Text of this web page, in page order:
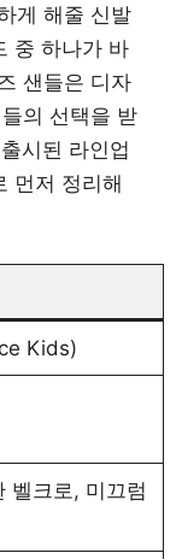
게 해줄 신발
중 하나가 바
샌들은 디자
의 선택을 받
시된 라인업
먼저 정리해
Kids)
벨크로, 미끄럼